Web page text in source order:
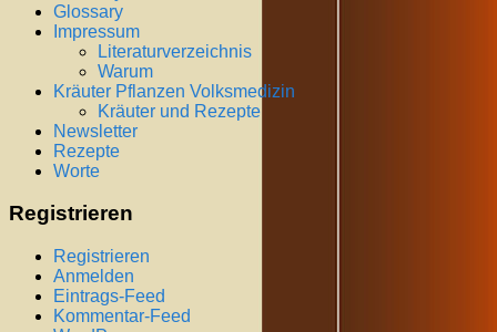
Glossary
Impressum
Literaturverzeichnis
Warum
Kräuter Pflanzen Volksmedizin
Kräuter und Rezepte
Newsletter
Rezepte
Worte
Registrieren
Registrieren
Anmelden
Eintrags-Feed
Kommentar-Feed